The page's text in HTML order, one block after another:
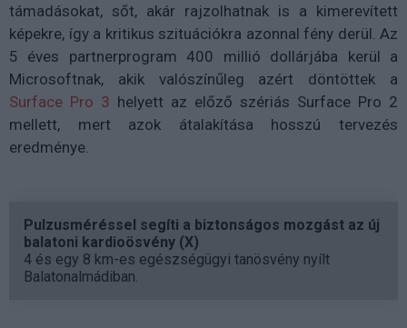
támadásokat, sőt, akár rajzolhatnak is a kimerevített
képekre, így a kritikus szituációkra azonnal fény derül. Az
5 éves partnerprogram 400 millió dollárjába kerül a
Microsoftnak, akik valószínűleg azért döntöttek a
Surface Pro 3 helyett az előző szériás Surface Pro 2
mellett, mert azok átalakítása hosszú tervezés
eredménye.
Pulzusméréssel segíti a biztonságos mozgást az új
balatoni kardioösvény (X)
4 és egy 8 km-es egészségügyi tanösvény nyílt
Balatonalmádiban.